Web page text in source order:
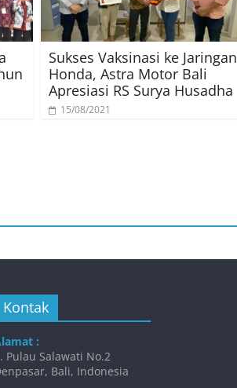
Sukses Vaksinasi ke Jaringan
Honda, Astra Motor Bali
Apresiasi RS Surya Husadha
15/08/2021
Kontak
:
Pulau Salawati No.2
Bali, Indonesia